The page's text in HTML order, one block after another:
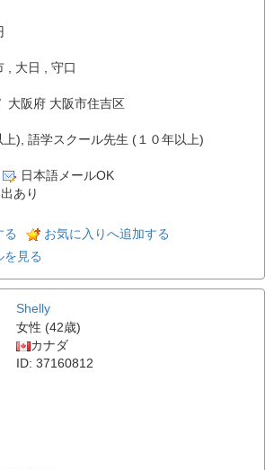
, 大日 , 守口
阪府 大阪市住吉区
), 語学スクール先生 (１０年以上)
日本語メールOK
あり
る
お気に入りへ追加する
を見る
Shelly
女性 (42歳)
カナダ
ID: 37160812